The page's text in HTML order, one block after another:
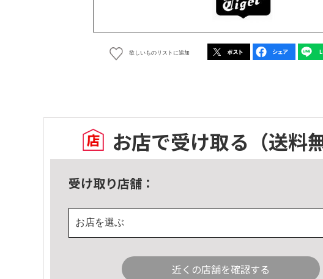
欲しいものリストに追加
お店で受け取る （送料
受け取り店舗：
お店を選ぶ
近くの店舗を確認する